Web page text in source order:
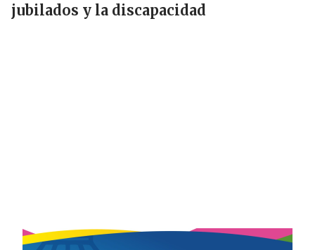
jubilados y la discapacidad